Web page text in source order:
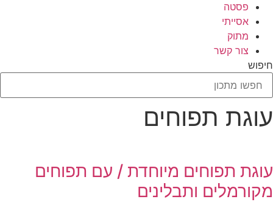
פסטה
אסייתי
מתוק
צור קשר
חיפוש
עוגת תפוחים
עוגת תפוחים מיוחדת / עם תפוחים
מקורמלים ותבלינים